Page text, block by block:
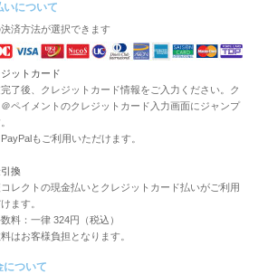
いについて
済方法が選択できます
ットカード
完了後、クレジットカード情報をご入力ください。ク
＠ペイメントのクレジットカード入力画面にジャンプ
もご利用いただけます。
換
レクトの現金払いとクレジットカード払いがご利用
ます。
料：一律 324円（税込）
はお客様負担となります。
について